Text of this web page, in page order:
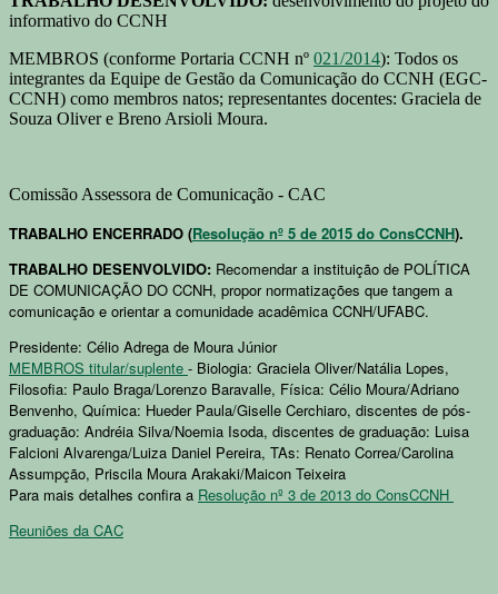
informativo do CCNH
MEMBROS (conforme Portaria CCNH nº 021/2014): Todos os
integrantes da Equipe de Gestão da Comunicação do CCNH (EGC-
CCNH) como membros natos; representantes docentes: Graciela de
Souza Oliver e Breno Arsioli Moura.
Comissão Assessora de Comunicação - CAC
TRABALHO ENCERRADO (Resolução nº 5 de 2015 do ConsCCNH).
TRABALHO DESENVOLVIDO: Recomendar a instituição de POLÍTICA
DE COMUNICAÇÃO DO CCNH, propor normatizações que tangem a
comunicação e orientar a comunidade acadêmica CCNH/UFABC.
Presidente: Célio Adrega de Moura Júnior
MEMBROS titular/suplente - Biologia: Graciela Oliver/Natália Lopes,
Filosofia: Paulo Braga/Lorenzo Baravalle, Física: Célio Moura/Adriano
Benvenho, Química: Hueder Paula/Giselle Cerchiaro, discentes de pós-
graduação: Andréia Silva/Noemia Isoda, discentes de graduação: Luisa
Falcioni Alvarenga/Luiza Daniel Pereira, TAs: Renato Correa/Carolina
Assumpção, Priscila Moura Arakaki/Maicon Teixeira
Para mais detalhes confira a Resolução nº 3 de 2013 do ConsCCNH
Reuniões da CAC